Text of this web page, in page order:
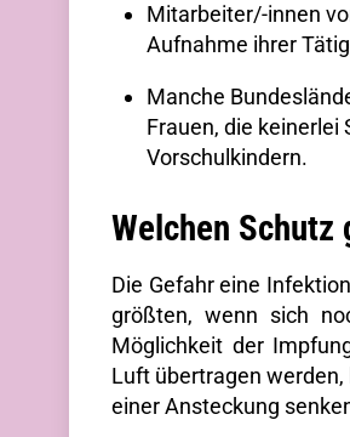
Mitarbeiter/-innen
Aufnahme ihrer
Manche
Frauen, die
Vorschulkindern.
Welchen
Die Gefahr eine
größten, wenn sich
Möglichkeit der
Luft übertragen
einer Ansteckung